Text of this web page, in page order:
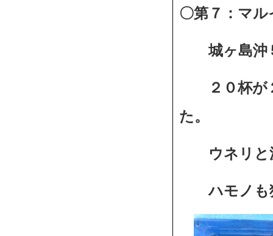
〇第７：マ
城ヶ島沖５
２０杯が２
た。
ウネリと
ハモノも狙